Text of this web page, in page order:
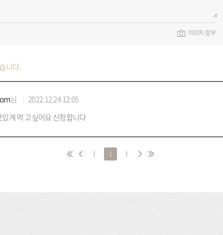
이미지 첨부
니다.
님
2022.12.24 12:05
게 먹 고싶어요 신청합니다
1 다
음